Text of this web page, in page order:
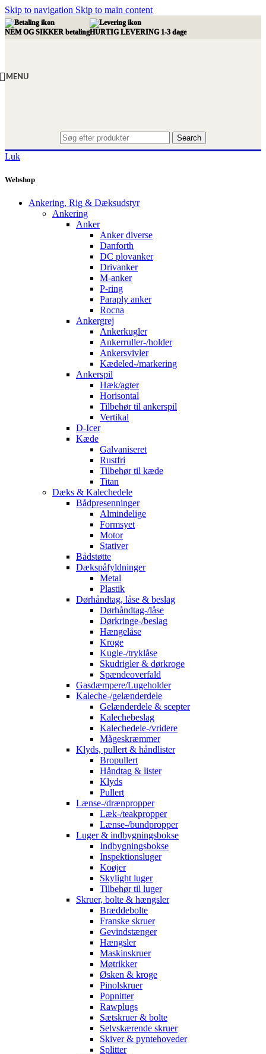
Skip to navigation Skip to main content
NEM OG SIKKER betalingHURTIG LEVERING 1-3 dage
MENU
Search
Luk
Webshop
Ankering, Rig & Dæksudstyr
Ankering
Anker
Anker diverse
Danforth
DC plovanker
Drivanker
M-anker
P-ring
Paraply anker
Rocna
Ankergrej
Ankerkugler
Ankerruller-/holder
Ankersvivler
Kædeled-/markering
Ankerspil
Hæk/agter
Horisontal
Tilbehør til ankerspil
Vertikal
D-Icer
Kæde
Galvaniseret
Rustfri
Tilbehør til kæde
Titan
Dæks & Kalechedele
Bådpresenninger
Almindelige
Formsyet
Motor
Stativer
Bådstøtte
Dækspåfyldninger
Metal
Plastik
Dørhåndtag, låse & beslag
Dørhåndtag-/låse
Dørkringe-/beslag
Hængelåse
Kroge
Kugle-/tryklåse
Skudrigler & dørkroge
Spændeoverfald
Gasdæmpere/Lugeholder
Kaleche-/gelænderdele
Gelænderdele & scepter
Kalechebeslag
Kalechedele-/vridere
Mågeskræmmer
Klyds, pullert & håndlister
Bropullert
Håndtag & lister
Klyds
Pullert
Lænse-/drænpropper
Læk-/teakpropper
Lænse-/bundpropper
Luger & indbygningsbokse
Indbygningsbokse
Inspektionsluger
Koøjer
Skylight luger
Tilbehør til luger
Skruer, bolte & hængsler
Bræddebolte
Franske skruer
Gevindstænger
Hængsler
Maskinskruer
Møtrikker
Øsken & kroge
Pinolskruer
Popnitter
Rawplugs
Sætskruer & bolte
Selvskærende skruer
Skiver & pyntehoveder
Splitter